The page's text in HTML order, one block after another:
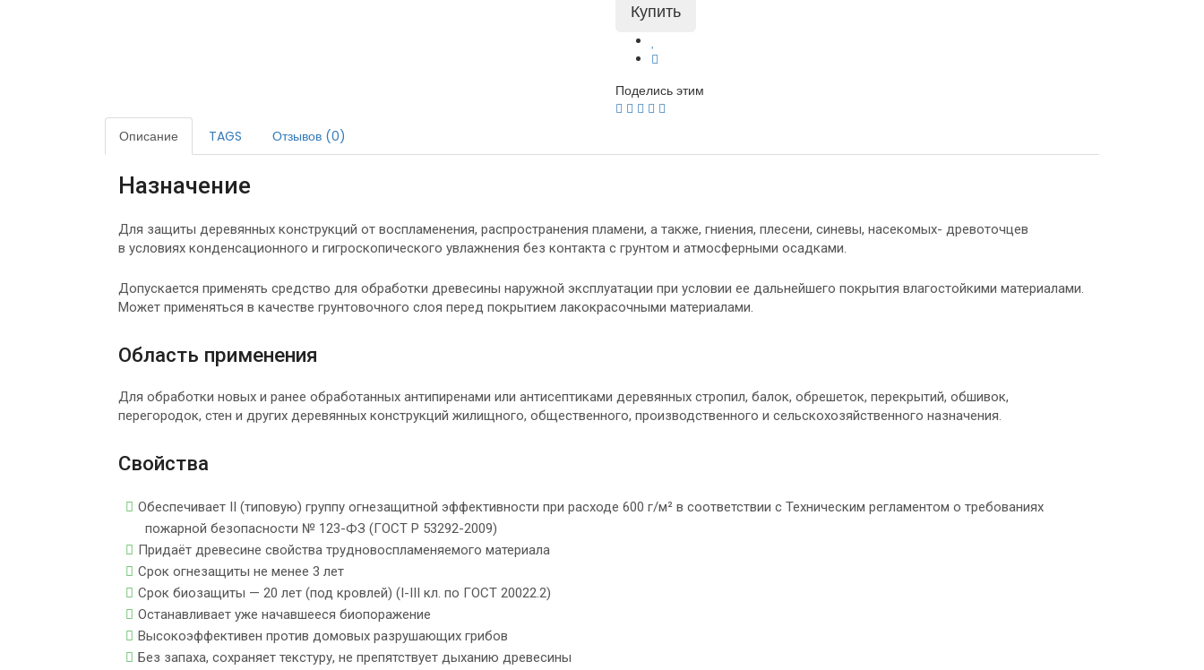
Поделись этим
Описание TAGS Отзывов (0)
Назначение
Для защиты деревянных конструкций от воспламенения, распространения пламени, а также, гниения, плесени, синевы, насекомых- древоточцев
в условиях конденсационного и гигроскопического увлажнения без контакта с грунтом и атмосферными осадками.
Допускается применять средство для обработки древесины наружной эксплуатации при условии ее дальнейшего покрытия влагостойкими материалами.
Может применяться в качестве грунтовочного слоя перед покрытием лакокрасочными материалами.
Область применения
Для обработки новых и ранее обработанных антипиренами или антисептиками деревянных стропил, балок, обрешеток, перекрытий, обшивок,
перегородок, стен и других деревянных конструкций жилищного, общественного, производственного и сельскохозяйственного назначения.
Свойства
Обеспечивает II (типовую) группу огнезащитной эффективности при расходе 600 г/м² в соответствии с Техническим регламентом о требованиях
пожарной безопасности № 123-ФЗ (ГОСТ Р 53292-2009)
Придаёт древесине свойства трудновоспламеняемого материала
Срок огнезащиты не менее 3 лет
Срок биозащиты — 20 лет (под кровлей) (I-III кл. по ГОСТ 20022.2)
Останавливает уже начавшееся биопоражение
Высокоэффективен против домовых разрушающих грибов
Без запаха, сохраняет текстуру, не препятствует дыханию древесины